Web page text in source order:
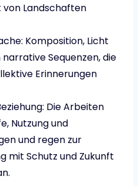
Landschaften
Komposition, Licht
Sequenzen, die
Erinnerungen
Die Arbeiten
Nutzung und
und regen zur
mit Schutz und Zukunft